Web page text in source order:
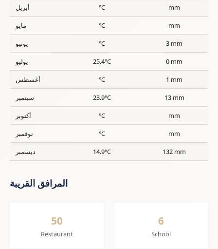
أبريل °C mm
مايو °C mm
يونيو °C 3 mm
يوليو 25.4°C 0 mm
أغسطس °C 1 mm
سبتمبر 23.9°C 13 mm
أكتوبر °C mm
نوفمبر °C mm
ديسمبر 14.9°C 132 mm
المرافق القريبة
50
Restaurant
6
School